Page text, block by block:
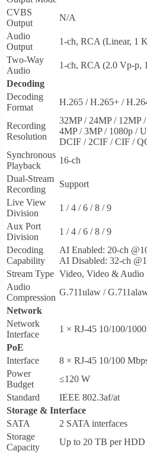
CVBS
Output
N/A
Audio
Output
1-ch, RCA (Linear, 1
Two-Way
Audio
1-ch, RCA (2.0 Vp-p,
Decoding
Decoding
Format
H.265 / H.265+ /
Recording
Resolution
32MP / 24MP / 12MP
4MP / 3MP / 1080p /
DCIF / 2CIF / CIF /
Synchronous
Playback
16-ch
Dual-Stream
Recording
Support
Live View
Division
1 / 4 / 6 / 8 / 9
Aux Port
Division
1 / 4 / 6 / 8 / 9
Decoding
Capability
AI Enabled: 20-ch
AI Disabled: 32-ch
Stream Type Video, Video & Audio
Audio
Compression
G.711ulaw /
Network
Network
Interface
1 × RJ-45 10/100/
PoE
Interface
8 × RJ-45 10/100
Power
Budget
≤120 W
Standard
IEEE 802.3af/at
Storage & Interface
SATA
2 SATA interfaces
Storage
Capacity
Up to 20 TB per HDD